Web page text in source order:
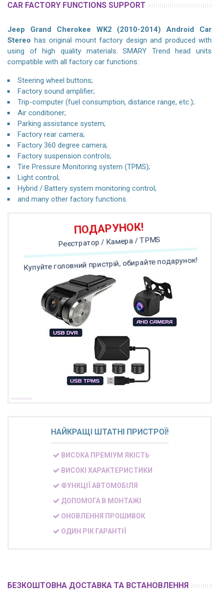
CAR FACTORY FUNCTIONS SUPPORT
Jeep Grand Cherokee WK2 (2010-2014) Android Car
Stereo has original mount factory design and produced with
using of high quality materials. SMARY Trend head units
compatible with all factory car functions:
Steering wheel buttons;
Factory sound amplifier;
Trip-computer (fuel consumption, distance range, etc.);
Air conditioner;
Parking assistance system;
Factory rear camera;
Factory 360 degree camera;
Factory suspension controls;
Tire Pressure Monitoring system (TPMS);
Light control;
Hybrid / Battery system monitoring control;
and many other factory functions.
ПОДАРУНОК!
Реєстратор / Камера / TPMS
Купуйте головний пристрій, обирайте подарунок!
НАЙКРАЩІ ШТАТНІ ПРИСТРОЇ!
ВИСОКА ПРЕМІУМ ЯКІСТЬ
ВИСОКІ ХАРАКТЕРИСТИКИ
ФУНКЦІЇ АВТОМОБІЛЯ
ДОПОМОГА В МОНТАЖІ
ОНОВЛЕННЯ ПРОШИВОК
ОДИН РІК ГАРАНТІЇ
БЕЗКОШТОВНА ДОСТАВКА ТА ВСТАНОВЛЕННЯ